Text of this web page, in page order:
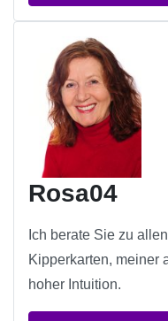
Rosa04
Ich berate Sie zu
Kipperkarten, meiner
hoher Intuition.